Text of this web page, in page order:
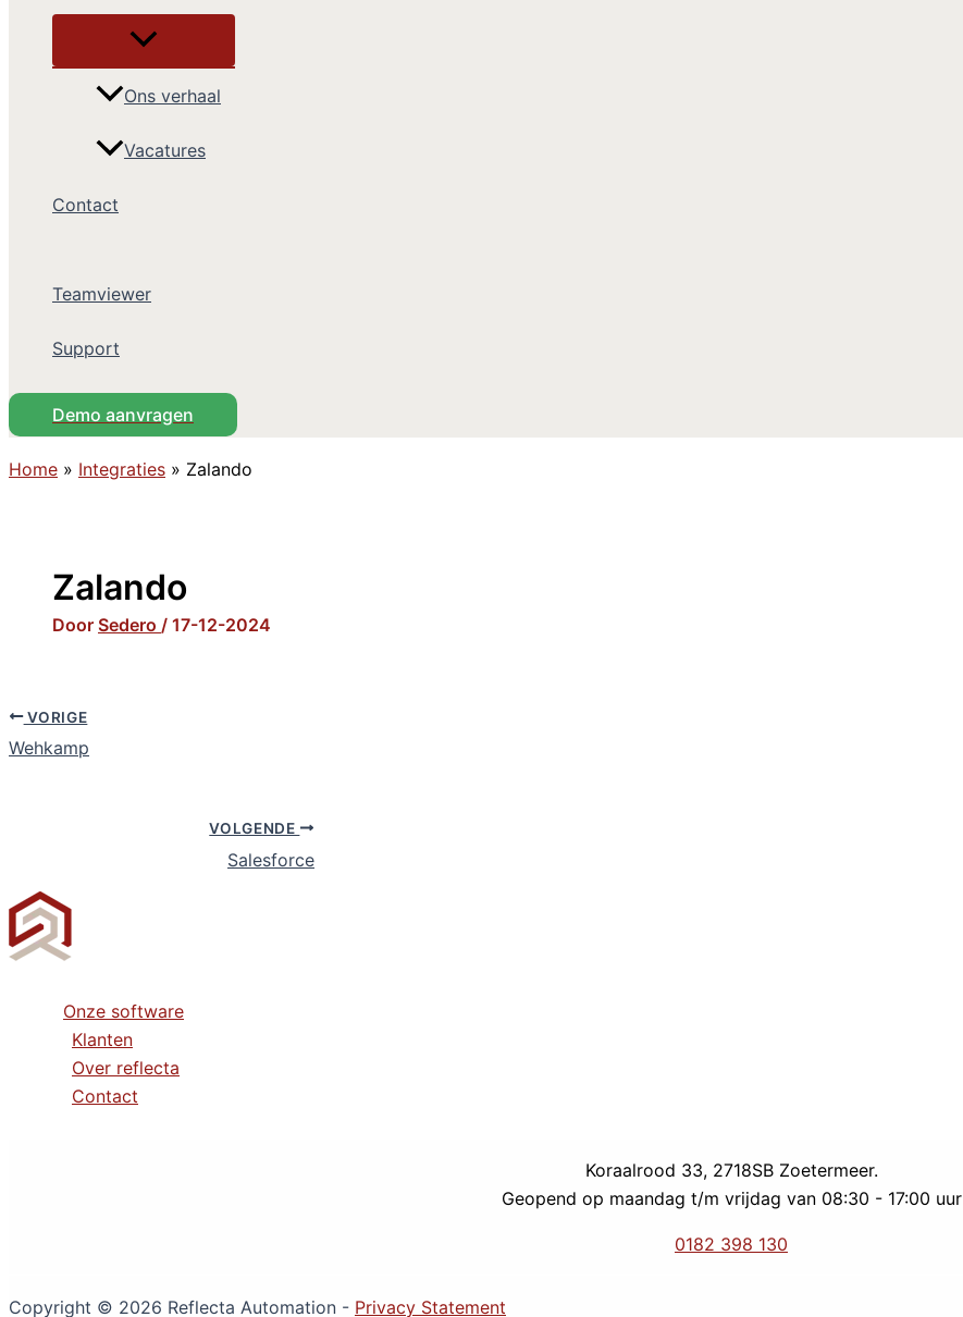
Ons verhaal
Vacatures
Contact
Teamviewer
Support
Demo aanvragen
Home » Integraties » Zalando
Zalando
Door Sedero / 17-12-2024
VORIGE
Wehkamp
VOLGENDE
Salesforce
Onze software
Klanten
Over reflecta
Contact
Koraalrood 33, 2718SB Zoetermeer.
Geopend op maandag t/m vrijdag van 08:30 - 17:00 uur
0182 398 130
Copyright © 2026 Reflecta Automation - Privacy Statement